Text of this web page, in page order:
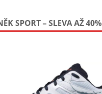
SPORT – SLEVA AŽ 40%